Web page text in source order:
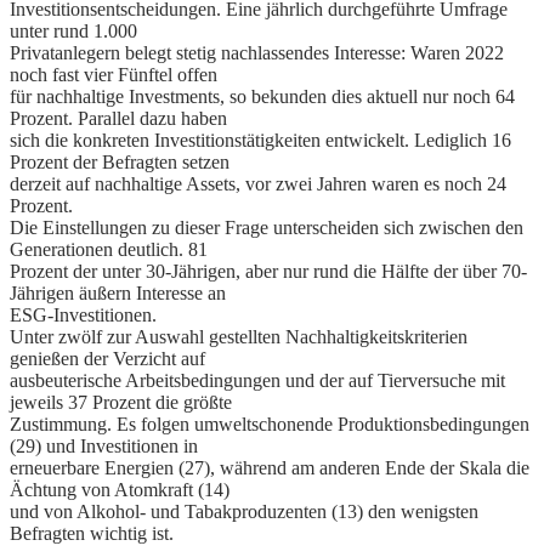
Investitionsentscheidungen. Eine jährlich durchgeführte Umfrage
unter rund 1.000
Privatanlegern belegt stetig nachlassendes Interesse: Waren 2022
noch fast vier Fünftel offen
für nachhaltige Investments, so bekunden dies aktuell nur noch 64
Prozent. Parallel dazu haben
sich die konkreten Investitionstätigkeiten entwickelt. Lediglich 16
Prozent der Befragten setzen
derzeit auf nachhaltige Assets, vor zwei Jahren waren es noch 24
Prozent.
Die Einstellungen zu dieser Frage unterscheiden sich zwischen den
Generationen deutlich. 81
Prozent der unter 30-Jährigen, aber nur rund die Hälfte der über 70-
Jährigen äußern Interesse an
ESG-Investitionen.
Unter zwölf zur Auswahl gestellten Nachhaltigkeitskriterien
genießen der Verzicht auf
ausbeuterische Arbeitsbedingungen und der auf Tierversuche mit
jeweils 37 Prozent die größte
Zustimmung. Es folgen umweltschonende Produktionsbedingungen
(29) und Investitionen in
erneuerbare Energien (27), während am anderen Ende der Skala die
Ächtung von Atomkraft (14)
und von Alkohol- und Tabakproduzenten (13) den wenigsten
Befragten wichtig ist.